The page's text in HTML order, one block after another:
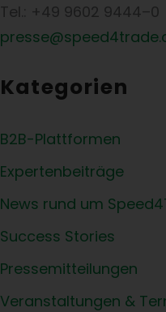
Tel.: +49 9602 9444–0
Kategorien
B2B-Plattformen
Expertenbeiträge
News rund um
Success Stories
Pressemitteilungen
Veranstaltungen &